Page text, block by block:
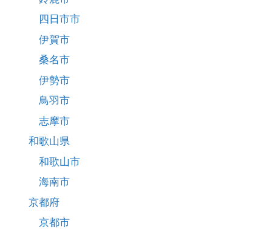
四日市市
伊賀市
桑名市
伊勢市
鳥羽市
志摩市
和歌山県
和歌山市
海南市
京都府
京都市